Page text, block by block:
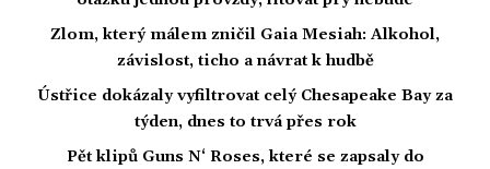
Zlom, který málem zničil Gaia Mesiah: Alkohol,
závislost, ticho a návrat k hudbě
Ústřice dokázaly vyfiltrovat celý Chesapeake Bay za
týden, dnes to trvá přes rok
Pět klipů Guns N‘ Roses, které se zapsaly do